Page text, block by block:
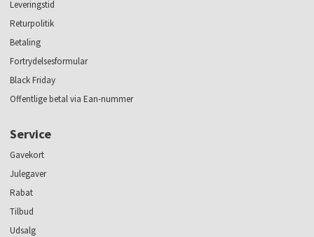
Leveringstid
Returpolitik
Betaling
Fortrydelsesformular
Black Friday
Offentlige betal via Ean-nummer
Service
Gavekort
Julegaver
Rabat
Tilbud
Udsalg